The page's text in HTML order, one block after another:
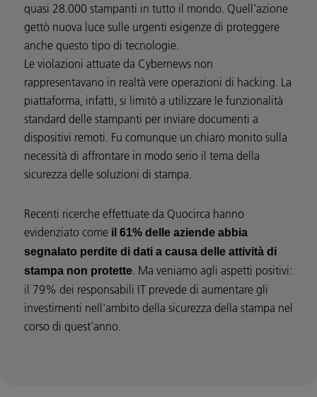
quasi 28.000 stampanti in tutto il mondo. Quell'azione
gettò nuova luce sulle urgenti esigenze di proteggere
anche questo tipo di tecnologie.
Le violazioni attuate da Cybernews non
rappresentavano in realtà vere operazioni di hacking. La
piattaforma, infatti, si limitò a utilizzare le funzionalità
standard delle stampanti per inviare documenti a
dispositivi remoti. Fu comunque un chiaro monito sulla
necessità di affrontare in modo serio il tema della
sicurezza delle soluzioni di stampa.
Recenti ricerche effettuate da Quocirca hanno
evidenziato come il 61% delle aziende abbia
segnalato perdite di dati a causa delle attività di
stampa non protette. Ma veniamo agli aspetti positivi:
il 79% dei responsabili IT prevede di aumentare gli
investimenti nell'ambito della sicurezza della stampa nel
corso di quest'anno.